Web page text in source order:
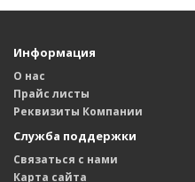
Информация
О нас
Прайс листы
Реквизиты Компании
Служба поддержки
Связаться с нами
Карта сайта